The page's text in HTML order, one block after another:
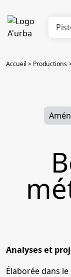
Accueil> Productions
Analyses et
Élaborée dans